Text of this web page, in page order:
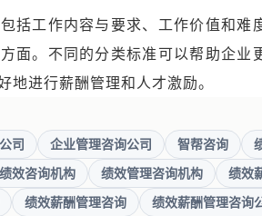
括工作内容与要求、工作价值和难
面。不同的分类标准可以帮助企业
地进行薪酬管理和人才激励。
司 企业管理咨询公司 智帮咨询
绩效咨询机构 绩效管理咨询机构
绩效
绩效薪酬管理咨询 绩效薪酬管理咨询